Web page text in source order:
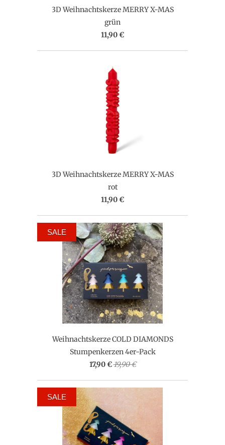
3D Weihnachtskerze MERRY X-MAS
grün
11,90 €
3D Weihnachtskerze MERRY X-MAS
rot
11,90 €
Weihnachtskerze COLD DIAMONDS
Stumpenkerzen 4er-Pack
17,90 €19,90 €
SALE
SALE